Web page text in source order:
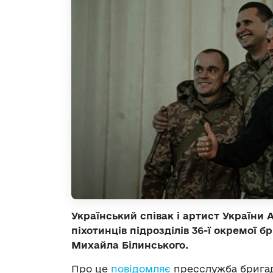
Український співак і артист
піхотинців підрозділів 36-ї окремої
Михайла Білинського.
Про це повідомляє пресслужба